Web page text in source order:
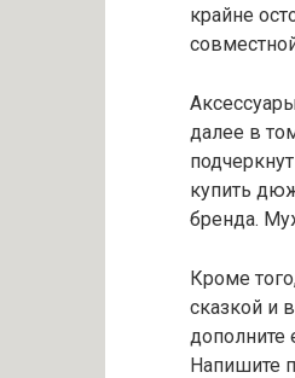
крайне
далее в
купить
бренда.
Кроме
сказкой и
дополните
Напишите